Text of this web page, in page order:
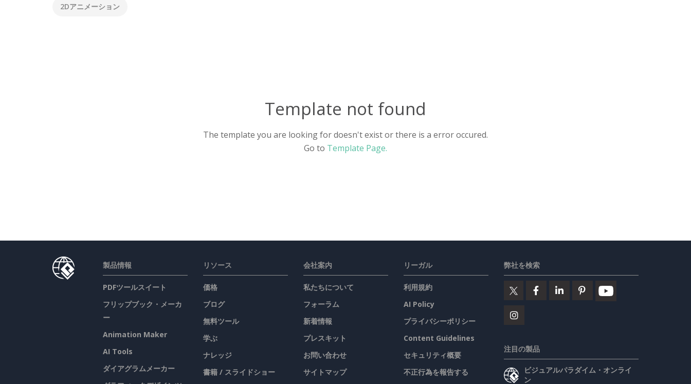
2Dアニメーション
Template not found
The template you are looking for doesn't exist or there is a error occured.
Go to Template Page.
製品情報
PDFツールスイート
フリップブック・メーカ
ー
Animation Maker
AI Tools
ダイアグラムメーカー
リソース
価格
ブログ
無料ツール
学ぶ
ナレッジ
書籍 / スライドショー
会社案内
私たちについて
フォーラム
新着情報
プレスキット
お問い合わせ
サイトマップ
リーガル
利用規約
AI Policy
プライバシーポリシー
Content Guidelines
セキュリティ概要
不正行為を報告する
弊社を検索
注目の製品
ビジュアルパラダイム・オンライ
ン